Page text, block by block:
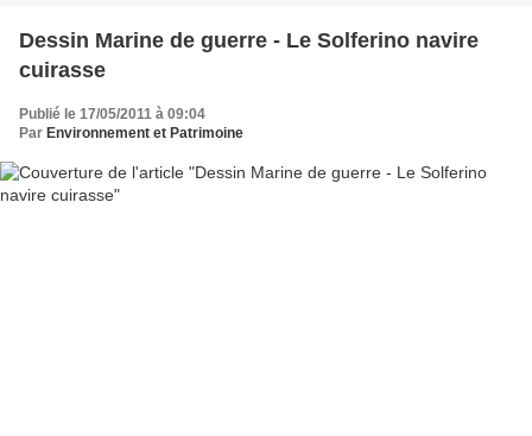
Dessin Marine de guerre - Le Solferino navire
cuirasse
Publié le 17/05/2011 à 09:04
Par Environnement et Patrimoine